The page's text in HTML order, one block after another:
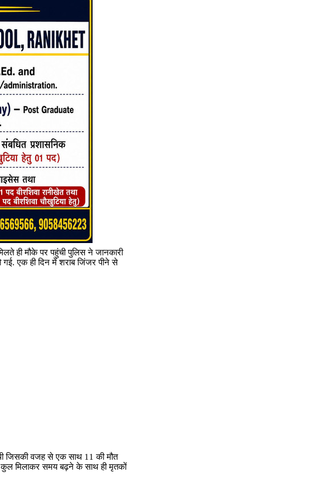
ही मौके पर पहुंची पुलिस ने जानकारी
गई. एक ही दिन में शराब जिंजर पीने से
जिसकी वजह से एक साथ 11 की मौत
कुल मिलाकर समय बढ़ने के साथ ही मृतकों